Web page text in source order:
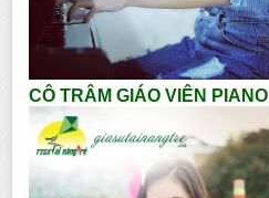
CÔ TRÂM GIÁO VIÊN PIANO